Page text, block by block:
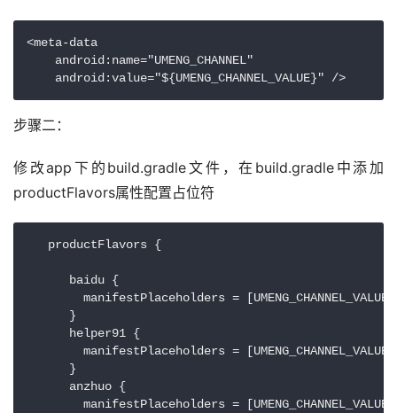
<meta-data
    android:name="UMENG_CHANNEL"
    android:value="${UMENG_CHANNEL_VALUE}" />
步骤二：
修改app下的build.gradle文件，在build.gradle中添加
productFlavors属性配置占位符
   productFlavors {
      baidu {
manifestPlaceholders =
      }
      helper91 {
manifestPlaceholders =
      }
      anzhuo {
manifestPlaceholders =